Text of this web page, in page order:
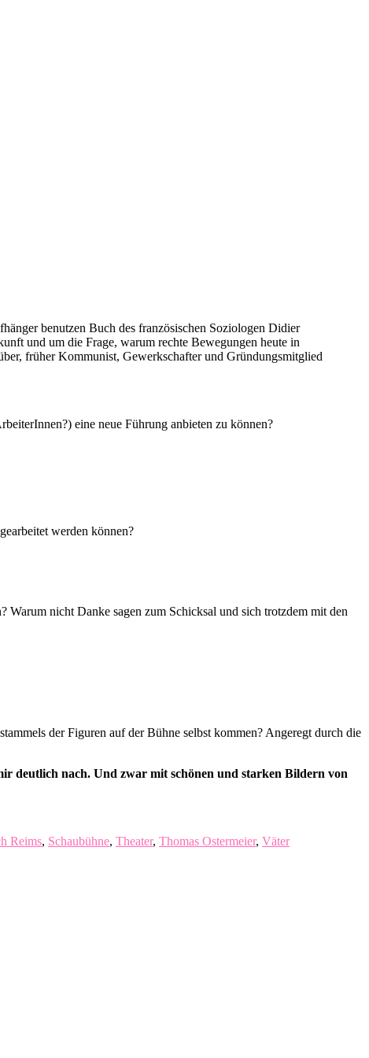
benutzen Buch des französischen Soziologen Didier
und um die Frage, warum rechte Bewegungen heute in
früher Kommunist, Gewerkschafter und Gründungsmitglied
eine neue Führung anbieten zu können?
werden können?
nicht Danke sagen zum Schicksal und sich trotzdem mit den
der Figuren auf der Bühne selbst kommen? Angeregt durch die
deutlich nach. Und zwar mit schönen und starken Bildern von
Reims, Schaubühne, Theater, Thomas Ostermeier, Väter